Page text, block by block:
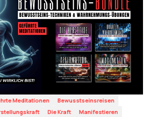
Meditationen
Bewusstseinsreisen
Die Kraft Manifestieren